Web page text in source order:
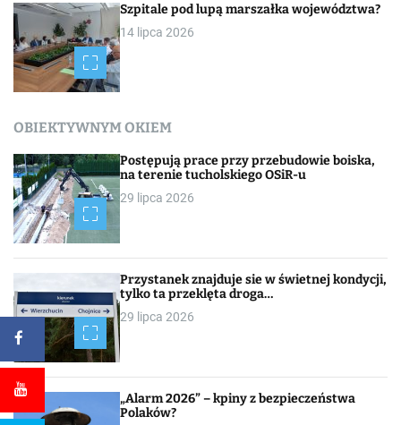
Szpitale pod lupą marszałka województwa?
14 lipca 2026
OBIEKTYWNYM OKIEM
Postępują prace przy przebudowie boiska,
na terenie tucholskiego OSiR-u
29 lipca 2026
Przystanek znajduje sie w świetnej kondycji,
tylko ta przeklęta droga…
29 lipca 2026
„Alarm 2026” – kpiny z bezpieczeństwa
Polaków?